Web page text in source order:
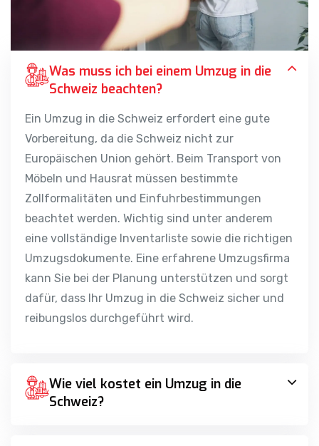
Was muss ich bei einem Umzug in die
Schweiz beachten?
Ein Umzug in die Schweiz erfordert eine gute
Vorbereitung, da die Schweiz nicht zur
Europäischen Union gehört. Beim Transport von
Möbeln und Hausrat müssen bestimmte
Zollformalitäten und Einfuhrbestimmungen
beachtet werden. Wichtig sind unter anderem
eine vollständige Inventarliste sowie die richtigen
Umzugsdokumente. Eine erfahrene Umzugsfirma
kann Sie bei der Planung unterstützen und sorgt
dafür, dass Ihr Umzug in die Schweiz sicher und
reibungslos durchgeführt wird.
Wie viel kostet ein Umzug in die
Schweiz?